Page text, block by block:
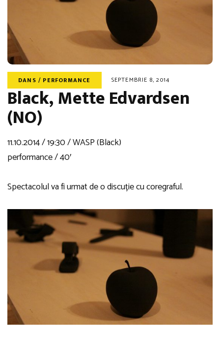
DANS / PERFORMANCE SEPTEMBRIE 8, 2014
Black, Mette Edvardsen
(NO)
11.10.2014 / 19:30 / WASP (Black)
performance / 40′
Spectacolul va fi urmat de o discuție cu coregraful.